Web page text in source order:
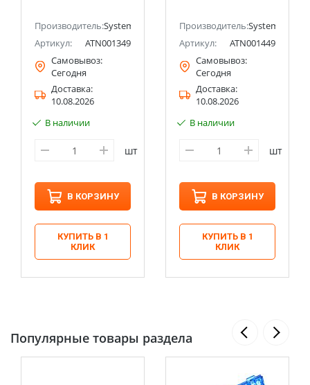
(ранее Schneider Electric)
Производитель:Systeme Electric (ранее Schneider Electric)
Артикул:
ATN001349
Самовывоз:
Сегодня
Доставка:
10.08.2026
В наличии
шт
В КОРЗИНУ
КУПИТЬ В 1
КЛИК
Производитель:Systeme
Артикул:
ATN001449
Самовывоз:
Сегодня
Доставка:
10.08.2026
В наличии
шт
В КОРЗИНУ
КУПИТЬ В 1
КЛИК
Популярные товары раздела